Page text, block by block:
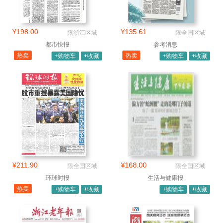
¥198.00
限浙江区域
都市快报
热卖
+购物车 +收藏
¥135.61
限全国区域
参考消息
热卖
+购物车 +收藏
¥211.90
限全国区域
环球时报
热卖
+购物车 +收藏
¥168.00
限全国区域
生活与健康报
+购物车
+收藏